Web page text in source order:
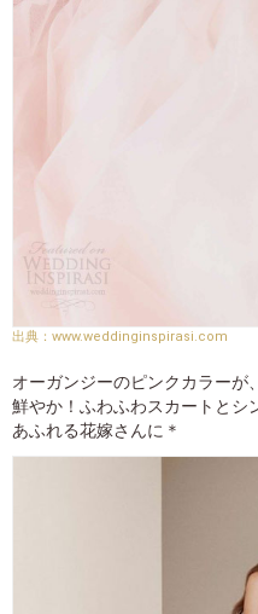
www.weddinginspirasi.com
オーガンジーのピンクカラーが
鮮やか！ふわふわスカートとシ
あふれる花嫁さんに＊